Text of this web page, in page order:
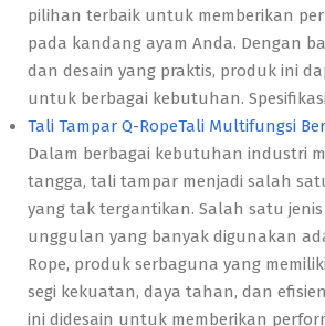
pilihan terbaik untuk memberikan
pada kandang ayam Anda. Dengan
dan desain yang praktis, produk ini
untuk berbagai kebutuhan.
Tali Tampar Q-RopeTali Multifungsi
Dalam berbagai kebutuhan industri
tangga, tali tampar menjadi salah
yang tak tergantikan. Salah satu
unggulan yang banyak digunakan
Rope, produk serbaguna yang
segi kekuatan, daya tahan, dan
ini didesain untuk memberikan